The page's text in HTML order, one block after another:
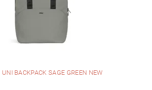
BACKPACK SAGE GREEN NEW